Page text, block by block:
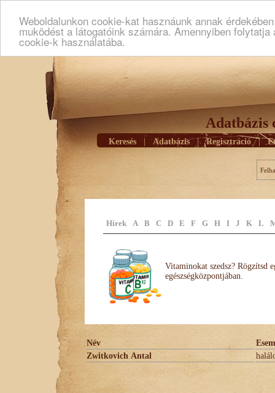
Weboldalunkon cookie-kat hasznáunk annak
muködést a látogatóink számára. Amennyiben
cookie-k használatába.
Adatbázis
Keresés Adatbázis | Regisztráció |
Hírek A B C D E F G H I J K L
Vitaminokat szedsz? Rögzítsd
egészségközpontjában.
Név
Zwitkovich Antal